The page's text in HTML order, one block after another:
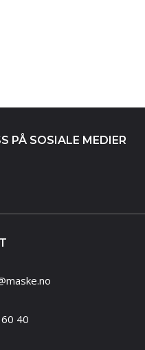
PÅ SOSIALE MEDIER
40